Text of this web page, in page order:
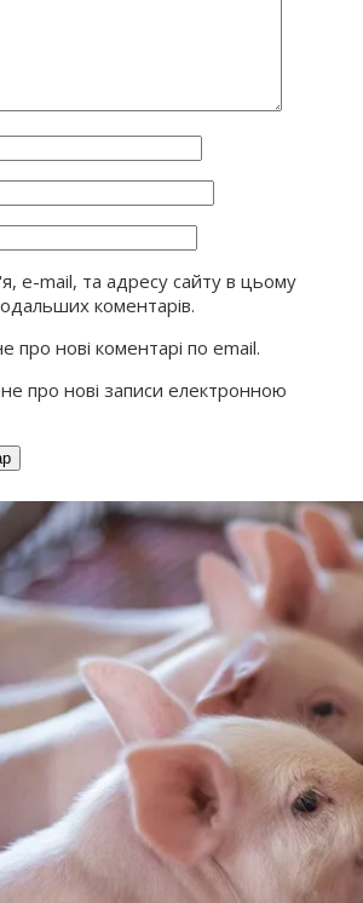
e-mail, та адресу сайту в цьому
коментарів.
про нові коментарі по email.
про нові записи електронною